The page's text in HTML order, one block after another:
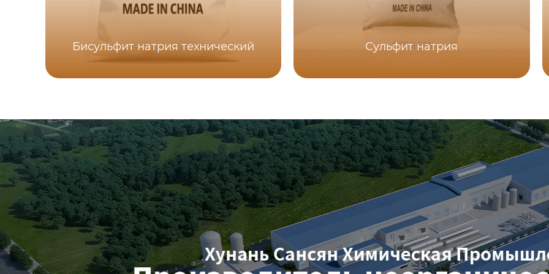
Бисульфит натрия технический Сульфит натрия